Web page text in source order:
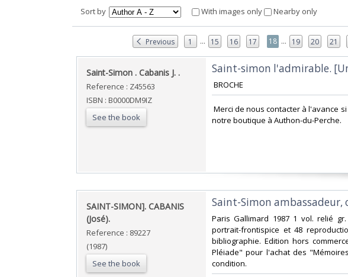
Sort by With images only Nearby only
Previous 1 ... 15 16 17 18 ... 19 20 21
‎Saint-Simon . Cabanis J. . ‎
Reference : Z45563
ISBN : B0000DM9IZ
See the book
‎Saint-simon l'admirable.
‎ BROCHE ‎
Merci de nous contacter à l'avance
notre boutique à Authon-du-Perche.‎
‎SAINT-SIMON]. CABANIS
(José).‎
Reference : 89227
(1987)
See the book
‎Saint-Simon ambassadeur,
‎Paris Gallimard 1987 1 vol. relié
portrait-frontispice et 48
bibliographie. Edition hors
Pléiade" pour l'achat des
condition.‎